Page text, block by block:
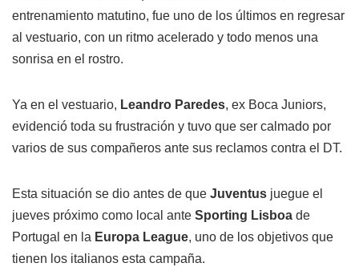
entrenamiento matutino, fue uno de los últimos en regresar
al vestuario, con un ritmo acelerado y todo menos una
sonrisa en el rostro.
Ya en el vestuario, Leandro Paredes, ex Boca Juniors,
evidenció toda su frustración y tuvo que ser calmado por
varios de sus compañeros ante sus reclamos contra el DT.
Esta situación se dio antes de que Juventus juegue el
jueves próximo como local ante Sporting Lisboa de
Portugal en la Europa League, uno de los objetivos que
tienen los italianos esta campaña.